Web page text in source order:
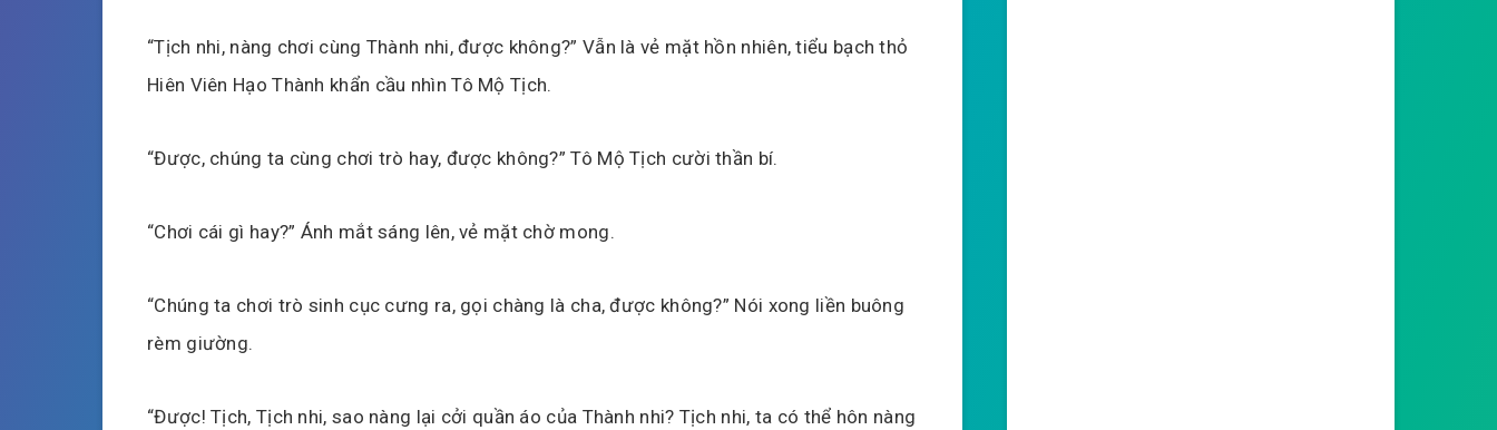
“Tịch nhi, nàng chơi cùng Thành nhi, được không?” Vẫn là vẻ mặt hồn nhiên, tiểu bạch thỏ
Hiên Viên Hạo Thành khẩn cầu nhìn Tô Mộ Tịch.
“Được, chúng ta cùng chơi trò hay, được không?” Tô Mộ Tịch cười thần bí.
“Chơi cái gì hay?” Ánh mắt sáng lên, vẻ mặt chờ mong.
“Chúng ta chơi trò sinh cục cưng ra, gọi chàng là cha, được không?” Nói xong liền buông
rèm giường.
“Được! Tịch, Tịch nhi, sao nàng lại cởi quần áo của Thành nhi? Tịch nhi, ta có thể hôn nàng